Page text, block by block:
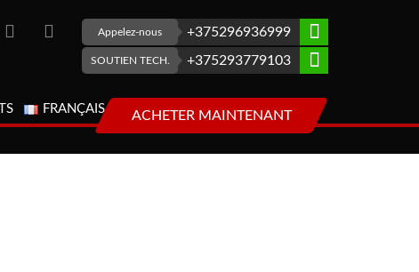
Appelez-nous +375296936999
SOUTIEN TECH. +375293779103
FRANÇAIS ACHETER MAINTENANT